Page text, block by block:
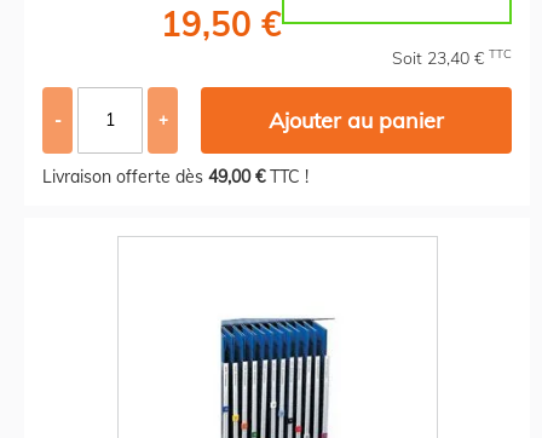
19,50 €
Soit 23,40 € TTC
- + Ajouter au panier
Livraison offerte dès 49,00 €TTC !